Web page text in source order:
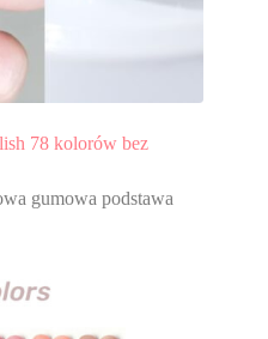
78 kolorów bez
gumowa podstawa